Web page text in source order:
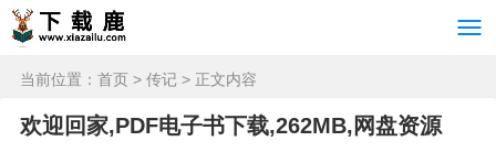
当前位置： 首页 > 传记 > 正文内容
欢迎回家,PDF电子书下载,262MB,网盘资源